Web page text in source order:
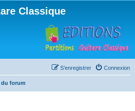
Classique
Connexion
S’enregistrer
du forum